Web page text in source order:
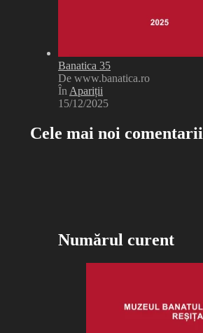
Banatica 35
De www.banatica.ro
În Apariții
15/12/2025
Cele mai noi comentarii
Numărul curent